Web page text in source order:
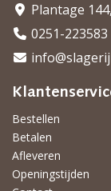
Plantage
0251-223583
Bestellen
Betalen
Afleveren
Openingstijden